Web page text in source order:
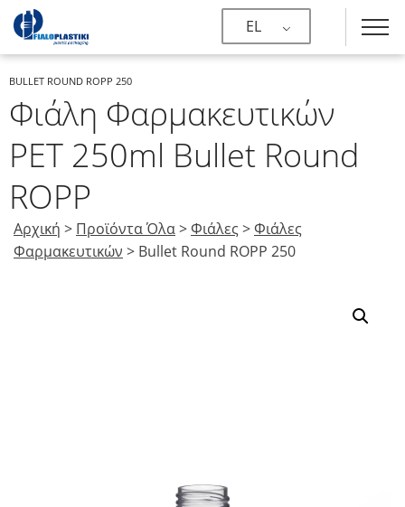
EL
BULLET ROUND ROPP 250
Φιάλη Φαρμακευτικών
PET 250ml Bullet Round
ROPP
Αρχική > Προϊόντα Όλα>Φιάλες >Φιάλες
Φαρμακευτικών > Bullet Round ROPP 250